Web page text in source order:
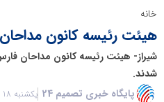
خانه
هیئت رئیسه کانون
شدند.
پایگاه خبری تصمیم 24
یکشنبه 18 خرداد 1404 - 19:54